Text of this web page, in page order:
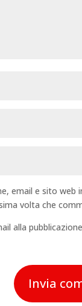
email e sito web
volta che
alla